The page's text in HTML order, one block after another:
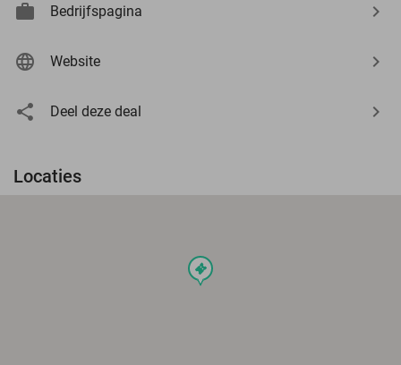
Bedrijfspagina
Website
Deel deze deal
Locaties
events